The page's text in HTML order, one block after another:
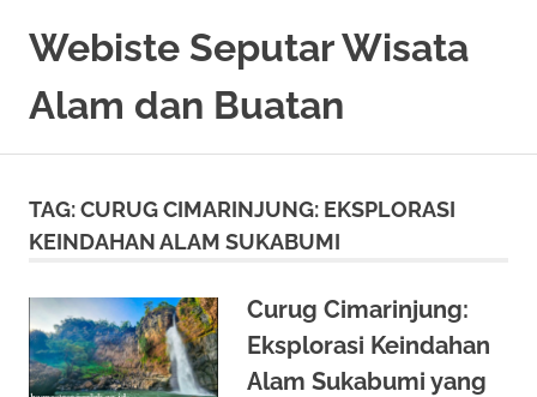
Webiste Seputar Wisata
Alam dan Buatan
TAG:CURUG CIMARINJUNG: EKSPLORASI
KEINDAHAN ALAM SUKABUMI
Curug Cimarinjung:
Eksplorasi Keindahan
Alam Sukabumi yang